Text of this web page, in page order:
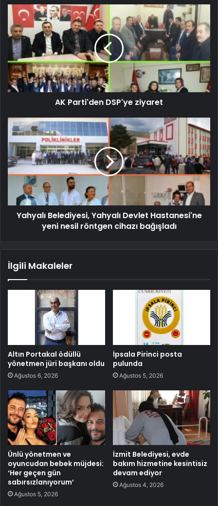
AK Parti'den DSP'ye ziyaret
Yahyalı Belediyesi, Yahyalı Devlet Hastanesi'ne
yeni nesil röntgen cihazı bağışladı
İlgili Makaleler
Altın Portakal ödüllü
yönetmen jüri başkanı oldu
Ağustos 6, 2026
İpsala Pirinci posta
pulunda
Ağustos 5, 2026
Ünlü yönetmen ve
oyuncudan bebek müjdesi:
‘Her geçen gün
sabırsızlanıyorum’
Ağustos 5, 2026
İzmit Belediyesi, evde
bakım hizmetine kesintisiz
devam ediyor
Ağustos 4, 2026